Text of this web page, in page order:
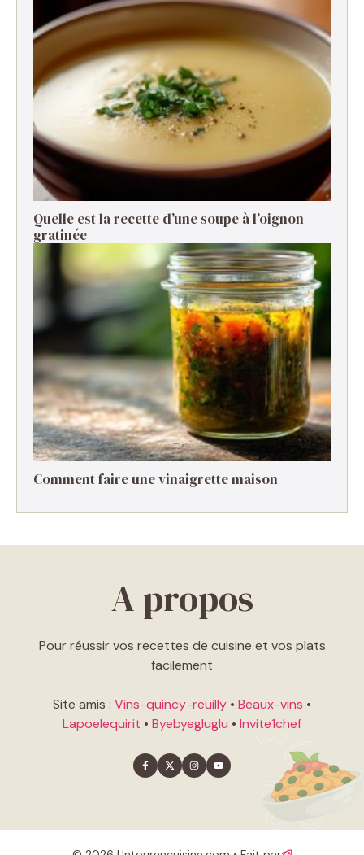
Quelle est la recette d’une soupe à l’oignon
gratinée ​
Comment faire une vinaigrette maison ​
A propos
Pour réussir vos recettes de cuisine et vos plats
facilement
Site amis : Vins-quincy-reuilly • Beaux-vins •
Lapoelequirit • Byebyegluglu • Invite1chef